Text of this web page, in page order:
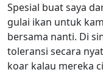
Spesial buat saya
gulai ikan untuk
bersama nanti. Di
toleransi secara
koar kalau mereka